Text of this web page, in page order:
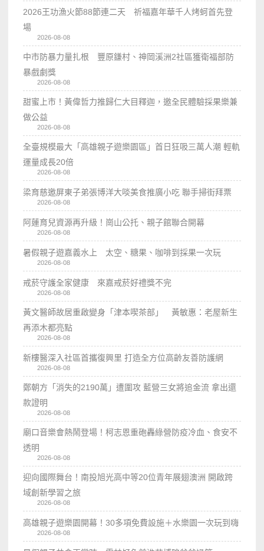
2026王功漁火節88節連二天 祈福嘉年華千人烤蚵首先登
場
2026-08-08
中市防暴力量扎根 豐原鎌村、神岡溪洲2社區獲衛福部防
暴戲劇獎
2026-08-08
甜蜜上市！黃偉哲力推歸仁大目釋迦，邀全民體驗採果樂兼
做公益
2026-08-08
全臺規模最大「高雄親子遊樂園區」首日狂吸三萬人潮 輕軌
運量成長20倍
2026-08-08
梁育慈邀屏東子弟張博洋大啖美食推廣小吃 聯手掃街拜票
2026-08-08
阿蓮育兒資源再升級！崗山公托、親子館聯合開幕
2026-08-08
暑假親子遊嘉義水上 太空、糖果、咖啡到採果一次玩
2026-08-08
戒菸守護全家健康 來嘉戒菸好禮獎不完
2026-08-08
黃文醫師故居重啟變身「津本喫茶部」 黃敏惠：老屋新生
再添木都亮點
2026-08-08
新樓醫深入社區首攜復興里 打造全方位高齡友善防護網
2026-08-08
鄭朝方「消失的2190萬」遭圍攻 藍營三女將追金流 拿出還
款證明
2026-08-08
廟口音樂會熱鬧登場！柯志恩重砲轟綠營防疫冷血、食安不
透明
2026-08-08
迎向國際舞台！南投旭光高中等20位青年展翅澳洲 開啟跨
域創新學習之旅
2026-08-08
高雄親子遊樂園開幕！30多項免費設施＋水樂園一次玩到嗨
2026-08-08